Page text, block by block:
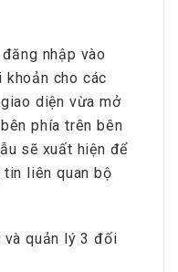
nhập vào
khoản cho các
diện vừa mở
phía trên bên
sẽ xuất hiện để
liên quan bộ
và quản lý 3 đối